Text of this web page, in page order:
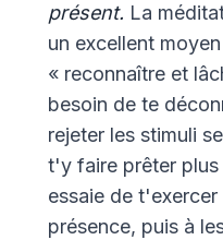
présent. La
un excellent
« reconnaître et
besoin de te
rejeter les stimuli
t'y faire prêter plus
essaie de
présence, puis à